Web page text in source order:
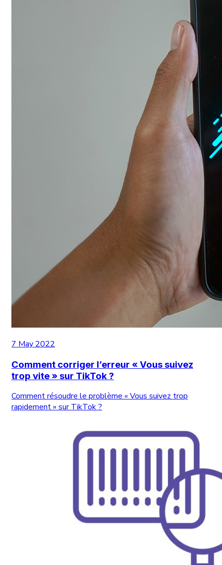
7 May 2022
Comment corriger l’erreur « Vous suivez
trop vite » sur TikTok ?
Comment résoudre le problème « Vous suivez trop
rapidement » sur TikTok ?